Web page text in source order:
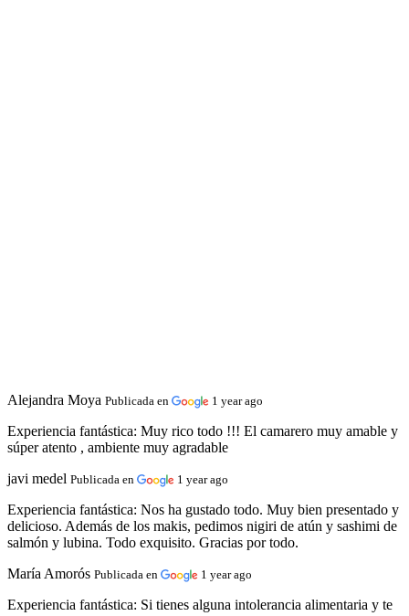
Alejandra Moya Publicada en 1 year ago
Experiencia fantástica: Muy rico todo !!! El camarero muy amable y
súper atento , ambiente muy agradable
javi medel Publicada en 1 year ago
Experiencia fantástica: Nos ha gustado todo. Muy bien presentado y
delicioso. Además de los makis, pedimos nigiri de atún y sashimi de
salmón y lubina. Todo exquisito. Gracias por todo.
María Amorós Publicada en 1 year ago
Experiencia fantástica: Si tienes alguna intolerancia alimentaria y te